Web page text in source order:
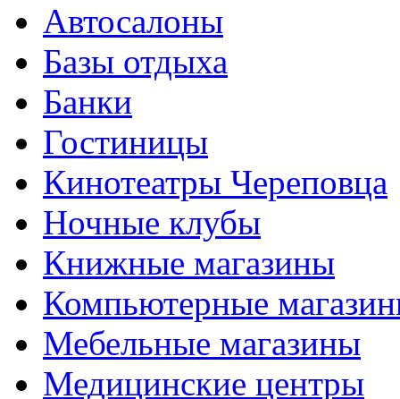
Автосалоны
Базы отдыха
Банки
Гостиницы
Кинотеатры Череповца
Ночные клубы
Книжные магазины
Компьютерные
Мебельные магазины
Медицинские центры